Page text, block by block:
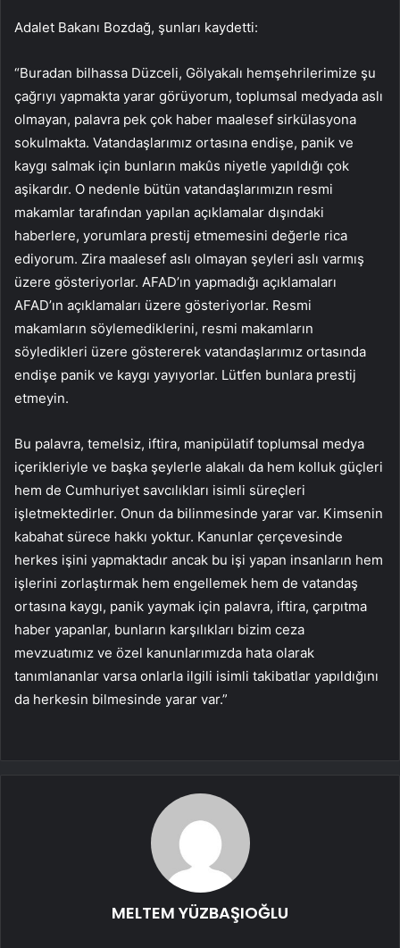
Adalet Bakanı Bozdağ, şunları kaydetti:
“Buradan bilhassa Düzceli, Gölyakalı hemşehrilerimize şu
çağrıyı yapmakta yarar görüyorum, toplumsal medyada aslı
olmayan, palavra pek çok haber maalesef sirkülasyona
sokulmakta. Vatandaşlarımız ortasına endişe, panik ve
kaygı salmak için bunların makûs niyetle yapıldığı çok
aşikardır. O nedenle bütün vatandaşlarımızın resmi
makamlar tarafından yapılan açıklamalar dışındaki
haberlere, yorumlara prestij etmemesini değerle rica
ediyorum. Zira maalesef aslı olmayan şeyleri aslı varmış
üzere gösteriyorlar. AFAD’ın yapmadığı açıklamaları
AFAD’ın açıklamaları üzere gösteriyorlar. Resmi
makamların söylemediklerini, resmi makamların
söyledikleri üzere göstererek vatandaşlarımız ortasında
endişe panik ve kaygı yayıyorlar. Lütfen bunlara prestij
etmeyin.
Bu palavra, temelsiz, iftira, manipülatif toplumsal medya
içerikleriyle ve başka şeylerle alakalı da hem kolluk güçleri
hem de Cumhuriyet savcılıkları isimli süreçleri
işletmektedirler. Onun da bilinmesinde yarar var. Kimsenin
kabahat sürece hakkı yoktur. Kanunlar çerçevesinde
herkes işini yapmaktadır ancak bu işi yapan insanların hem
işlerini zorlaştırmak hem engellemek hem de vatandaş
ortasına kaygı, panik yaymak için palavra, iftira, çarpıtma
haber yapanlar, bunların karşılıkları bizim ceza
mevzuatımız ve özel kanunlarımızda hata olarak
tanımlananlar varsa onlarla ilgili isimli takibatlar yapıldığını
da herkesin bilmesinde yarar var.”
MELTEM YÜZBAŞIOĞLU